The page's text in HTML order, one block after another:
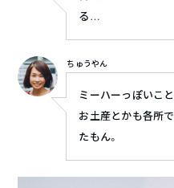
る…
ちゅうやん
ミーハーっぽいこ
お土産とかも各所
たもん。